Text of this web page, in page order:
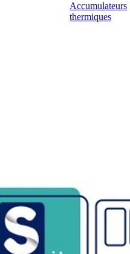
Accumulateurs
thermiques